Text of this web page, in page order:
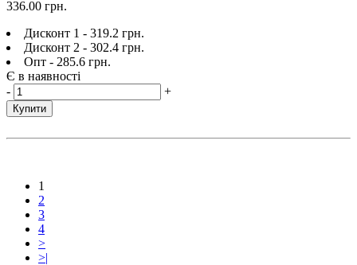
336.00 грн.
Дисконт 1 - 319.2 грн.
Дисконт 2 - 302.4 грн.
Опт - 285.6 грн.
Є в наявності
-
+
Купити
1
2
3
4
>
>|